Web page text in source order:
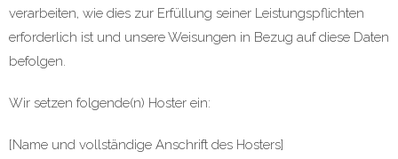
verarbeiten, wie dies zur Erfüllung seiner Leistungspflichten
erforderlich ist und unsere Weisungen in Bezug auf diese Daten
befolgen.
Wir setzen folgende(n) Hoster ein:
[Name und vollständige Anschrift des Hosters]